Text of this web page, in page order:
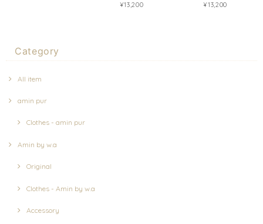
¥13,200
¥13,200
Category
All item
amin pur
Clothes - amin pur
Amin by w.a
Original
Clothes - Amin by w.a
Accessory